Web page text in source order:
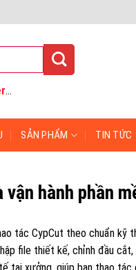
...
SẢN PHẨM TIN TỨC
hành phần
tác CypCut theo chuẩn kỹ
file thiết kế, chỉnh đầu